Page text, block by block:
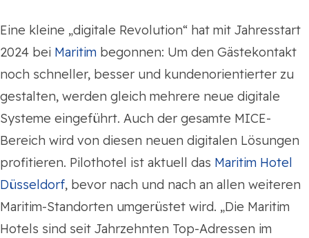
Eine kleine „digitale Revolution“ hat mit Jahresstart
2024 bei Maritim begonnen: Um den Gästekontakt
noch schneller, besser und kundenorientierter zu
gestalten, werden gleich mehrere neue digitale
Systeme eingeführt. Auch der gesamte MICE-
Bereich wird von diesen neuen digitalen Lösungen
profitieren. Pilothotel ist aktuell das Maritim Hotel
Düsseldorf, bevor nach und nach an allen weiteren
Maritim-Standorten umgerüstet wird. „Die Maritim
Hotels sind seit Jahrzehnten Top-Adressen im